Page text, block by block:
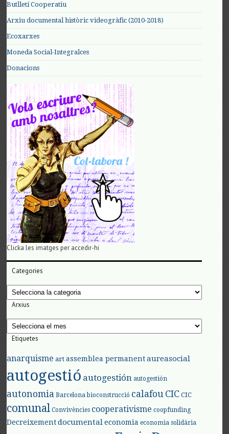
Butlletí Cooperatiu
Arxiu documental històric videogràfic (2010-2018)
Ecoxarxes
Moneda Social-Integralces
Donacions
Clicka les imatges per accedir-hi
Categories
Categories
Arxius
Arxius
Etiquetes
anarquisme art assemblea permanent aureasocial
autogestió autogestión autogestión
autonomia Barcelona bioconstrucció calafouCIC CIC
comunal Convivències cooperativisme coopfunding
Decreixement documental economia economia solidària